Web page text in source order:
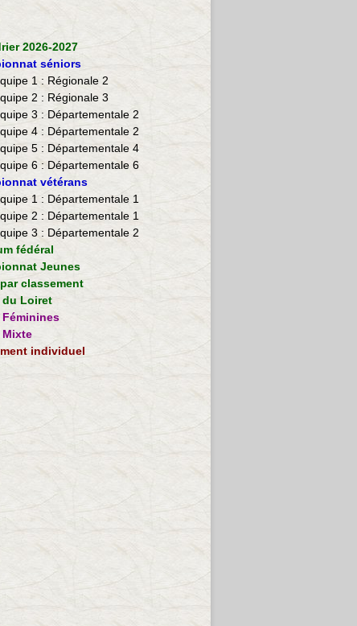
2026-2027
séniors
1 : Régionale 2
2 : Régionale 3
3 : Départementale 2
4 : Départementale 2
5 : Départementale 4
6 : Départementale 6
vétérans
1 : Départementale 1
2 : Départementale 1
3 : Départementale 2
fédéral
Jeunes
classement
du Loiret
Mixte
individuel